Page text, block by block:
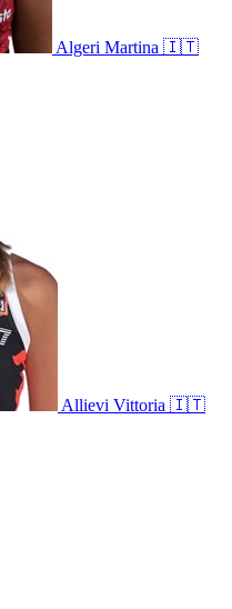
Algeri Martina 🇮🇹
Allievi Vittoria 🇮🇹